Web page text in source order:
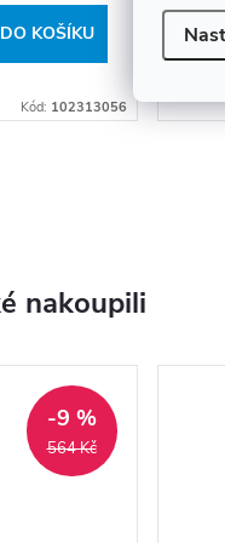
DO KOŠÍKU
Kód: 102313056
nakoupili
564 Kč
-9 %